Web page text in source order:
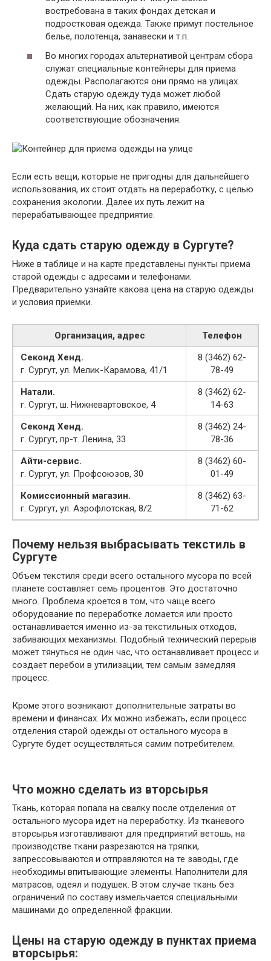
востребована в таких фондах детская и
подростковая одежда. Также примут постельное
белье, полотенца, занавески и т.п.
Во многих городах альтернативой центрам сбора
служат специальные контейнеры для приема
одежды. Располагаются они прямо на улицах.
Сдать старую одежду туда может любой
желающий. На них, как правило, имеются
соответствующие обозначения.
Если есть вещи, которые не пригодны для дальнейшего
использования, их стоит отдать на переработку, с целью
сохранения экологии. Далее их путь лежит на
перерабатывающее предприятие.
Куда сдать старую одежду в Сургуте?
Ниже в таблице и на карте представлены пункты приема
старой одежды с адресами и телефонами.
Предварительно узнайте какова цена на старую одежды
и условия приемки.
Организация, адрес
Телефон
Секонд Хенд.
г. Сургут, ул. Мелик-Карамова, 41/1
8 (3462) 62-
78-49
Натали.
г. Сургут, ш. Нижневартовское, 4
8 (3462) 62-
14-63
Секонд Хенд.
г. Сургут, пр-т. Ленина, 33
8 (3462) 24-
78-36
Айти-сервис.
г. Сургут, ул. Профсоюзов, 30
8 (3462) 60-
01-49
Комиссионный магазин.
г. Сургут, ул. Аэрофлотская, 8/2
8 (3462) 63-
71-62
Почему нельзя выбрасывать текстиль в
Сургуте
Объем текстиля среди всего остального мусора по всей
планете составляет семь процентов. Это достаточно
много. Проблема кроется в том, что чаще всего
оборудование по переработке ломается или просто
останавливается именно из-за текстильных отходов,
забивающих механизмы. Подобный технический перерыв
может тянуться не один час, что останавливает процесс и
создает перебои в утилизации, тем самым замедляя
процесс.
Кроме этого возникают дополнительные затраты во
времени и финансах. Их можно избежать, если процесс
отделения старой одежды от остального мусора в
Сургуте будет осуществляться самим потребителем.
Что можно сделать из вторсырья
Ткань, которая попала на свалку после отделения от
остального мусора идет на переработку. Из тканевого
вторсырья изготавливают для предприятий ветошь, на
производстве ткани разрезаются на тряпки,
запрессовываются и отправляются на те заводы, где
необходимы впитывающие элементы. Наполнители для
матрасов, одеял и подушек. В этом случае ткань без
ограничений по составу измельчается специальными
машинами до определенной фракции.
Цены на старую одежду в пунктах приема
вторсырья: